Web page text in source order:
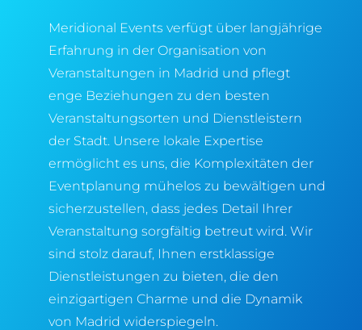
Meridional Events verfügt über langjährige
Erfahrung in der Organisation von
Veranstaltungen in Madrid und pflegt
enge Beziehungen zu den besten
Veranstaltungsorten und Dienstleistern
der Stadt. Unsere lokale Expertise
ermöglicht es uns, die Komplexitäten der
Eventplanung mühelos zu bewältigen und
sicherzustellen, dass jedes Detail Ihrer
Veranstaltung sorgfältig betreut wird. Wir
sind stolz darauf, Ihnen erstklassige
Dienstleistungen zu bieten, die den
einzigartigen Charme und die Dynamik
von Madrid widerspiegeln.